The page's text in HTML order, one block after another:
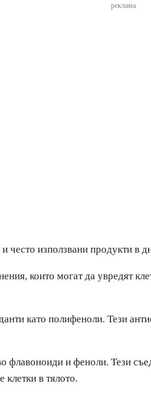
реклама
често използвани продукти в
които могат да увредят
като полифеноли. Тези
и феноли. Тези
клетки в тялото.